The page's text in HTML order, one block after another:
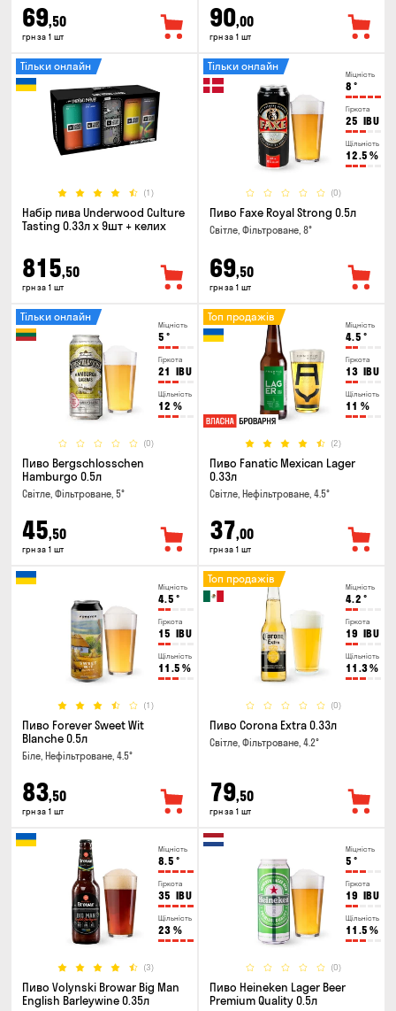
69,50
грн за 1 шт
90,00
грн за 1 шт
(1)
Тільки онлайн
Набір пива Underwood Culture
Tasting 0.33л x 9шт + келих
815,50
грн за 1 шт
Міцність
8 °
Гіркота
25 IBU
Щільність
12.5 %
(0)
Тільки онлайн
Пиво Faxe Royal Strong 0.5л
Світле, Фільтроване, 8°
69,50
грн за 1 шт
Міцність
5 °
Гіркота
21 IBU
Щільність
12 %
(0)
Тільки онлайн
Пиво Bergschlosschen
Hamburgo 0.5л
Світле, Фільтроване, 5°
45,50
грн за 1 шт
Міцність
4.5 °
Гіркота
13 IBU
Щільність
11 %
(2)
Топ продажів
Пиво Fanatic Mexican Lager
0.33л
Світле, Нефільтроване, 4.5°
37,00
грн за 1 шт
Міцність
4.5 °
Гіркота
15 IBU
Щільність
11.5 %
(1)
Пиво Forever Sweet Wit
Blanche 0.5л
Біле, Нефільтроване, 4.5°
83,50
грн за 1 шт
Міцність
4.2 °
Гіркота
19 IBU
Щільність
11.3%
(0)
Топ продажів
Пиво Corona Extra 0.33л
Світле, Фільтроване, 4.2°
79,50
грн за 1 шт
Міцність
8.5 °
Гіркота
35 IBU
Щільність
23 %
(3)
Пиво Volynski Browar Big Man
English Barleywine 0.35л
Міцність
5 °
Гіркота
19 IBU
Щільність
11.5 %
(0)
Пиво Heineken Lager Beer
Premium Quality 0.5л